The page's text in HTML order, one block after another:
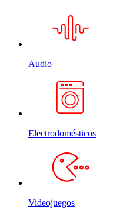
Audio
Electrodomésticos
Videojuegos